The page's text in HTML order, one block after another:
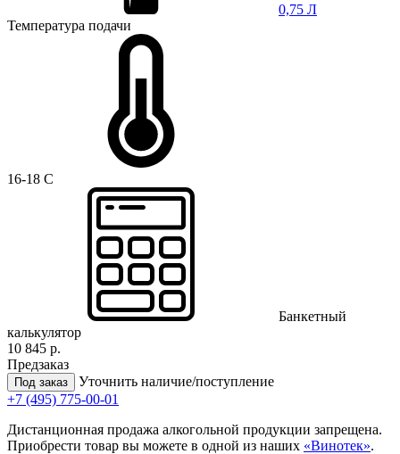
0,75 Л
Температура подачи
16-18 C
Банкетный
калькулятор
10 845 р.
Предзаказ
Под заказ
Уточнить наличие/поступление
+7 (495) 775-00-01
Дистанционная продажа алкогольной продукции запрещена.
Приобрести товар вы можете в одной из наших «Винотек».